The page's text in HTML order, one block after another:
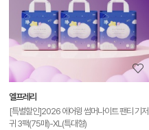
엘프레리
[특별할인]2026 에어윙 썸머나이트 팬티 기저
귀 3팩(75매)-XL(특대형)